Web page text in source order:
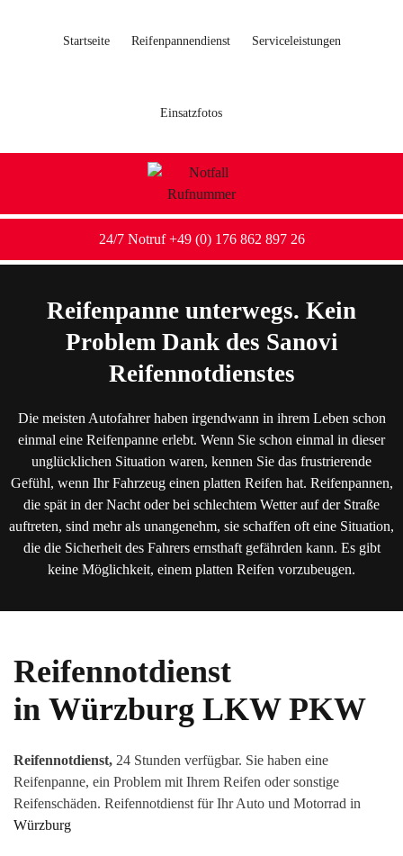
Startseite Reifenpannendienst Serviceleistungen
Einsatzfotos
24/7 Notruf +49 (0) 176 862 897 26
Reifenpanne unterwegs. Kein
Problem Dank des Sanovi
Reifennotdienstes
Die meisten Autofahrer haben irgendwann in ihrem Leben schon
einmal eine Reifenpanne erlebt. Wenn Sie schon einmal in dieser
unglücklichen Situation waren, kennen Sie das frustrierende
Gefühl, wenn Ihr Fahrzeug einen platten Reifen hat. Reifenpannen,
die spät in der Nacht oder bei schlechtem Wetter auf der Straße
auftreten, sind mehr als unangenehm, sie schaffen oft eine Situation,
die die Sicherheit des Fahrers ernsthaft gefährden kann. Es gibt
keine Möglichkeit, einem platten Reifen vorzubeugen.
Reifennotdienst
in Würzburg LKWPKW
Reifennotdienst, 24 Stunden verfügbar. Sie haben eine
Reifenpanne, ein Problem mit Ihrem Reifen oder sonstige
Reifenschäden. Reifennotdienst für Ihr Auto und Motorrad in
Würzburg